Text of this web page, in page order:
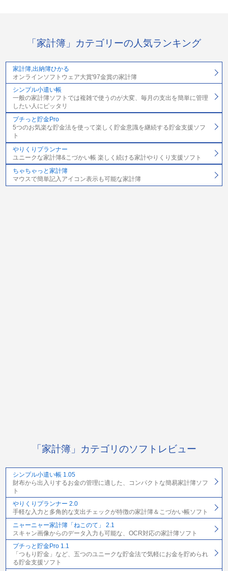
「家計簿」カテゴリーの人気ランキング
家計簿,出納簿ひかる
オンラインソフトウェア大賞'97金賞の家計簿
シンプル小遣い帳
一般の家計簿ソフトでは複雑で使うのが大変、毎月の支出を簡単に管理
したい人にピッタリ
プチっと貯金Pro
5つのお気楽な貯金法を使って楽しく貯金意識を継続する貯金支援ソフ
ト
やりくりプランナー
ユニークな家計簿&こづかい帳 楽しく続ける家計やりくり支援ソフト
ちゃちゃっと家計簿
マウスで簡単記入アイコン表示も可能な家計簿
「家計簿」カテゴリのソフトレビュー
シンプル小遣い帳 1.05
財布から出入りするお金の管理に適した、コンパクトな簡易家計簿ソフ
ト
やりくりプランナー 2.0
手軽な入力と多角的な支出チェックが特徴の家計簿＆こづかい帳ソフト
ニャーニャー家計簿「ねこのて」 2.1
スキャン画像からのデータ入力も可能な、OCR対応の家計簿ソフト
プチっと貯金Pro 1.1
「つもり貯金」など、五つのユニークな貯金法で気軽にお金を貯められ
る貯金支援ソフト